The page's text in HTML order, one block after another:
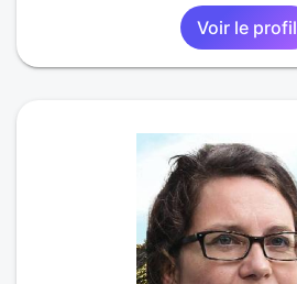
Voir le profil